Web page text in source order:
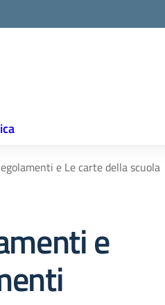
e Le carte della scuola
e